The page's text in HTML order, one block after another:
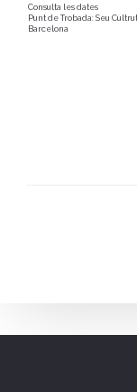
Consulta les dates
Punt de Trobada: Seu
Barcelona